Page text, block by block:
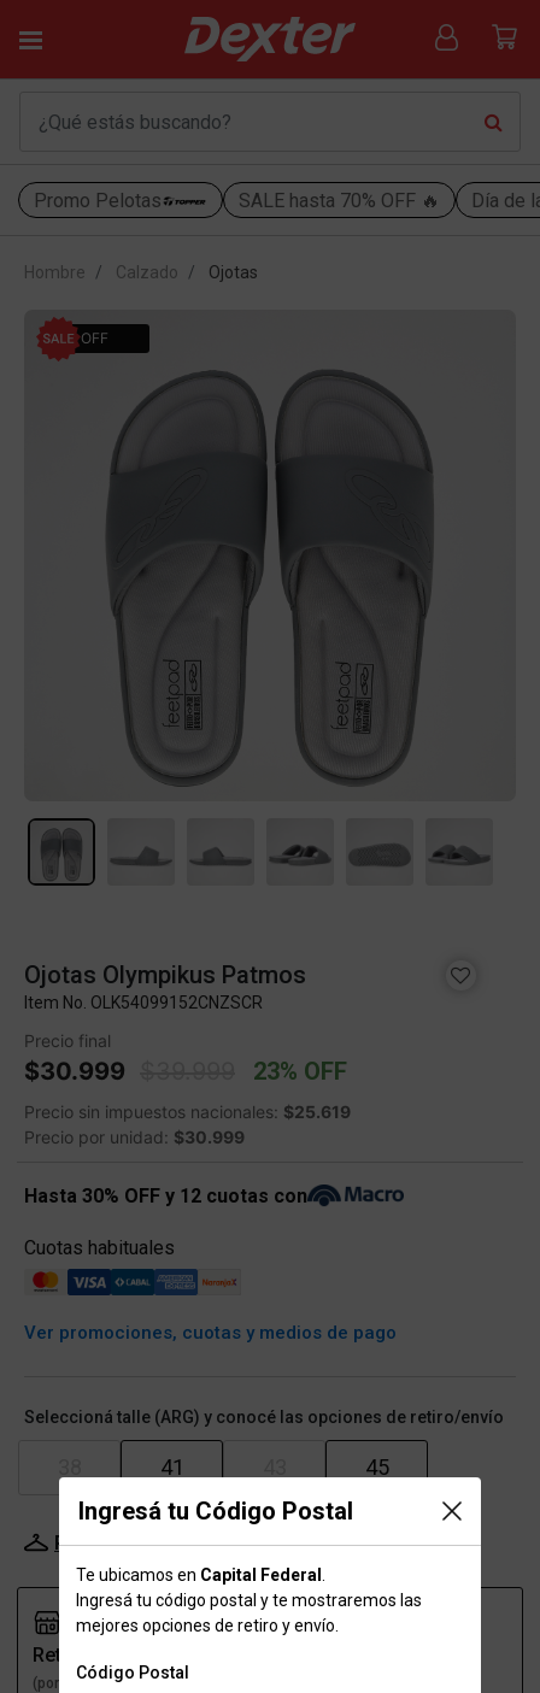
Promo Pelotas SALE hasta 70% OFF 🔥 Día de
Ingresá tu Código Postal
Te ubicamos en Capital Federal
Ingresá tu código postal y te mostraremos las
mejores opciones de retiro y envío.
Código Postal
Hombre Calzado Ojotas
22% OFF
Ojotas Olympikus Patmos
Item No. OLK54099152CNZSCR
Precio final
$30.999 Price reduced from
23% OFF
Precio sin impuestos nacionales: $25.619
Precio por unidad: $30.999
Hasta 30% OFF y 12 cuotas con
Cuotas habituales
Ver promociones, cuotas y medios de pago
Seleccioná talle (ARG) y conocé las opciones de retiro/envío
41 45
Probador Virtual Tabla de talles
Retiro
(por una sucursal)